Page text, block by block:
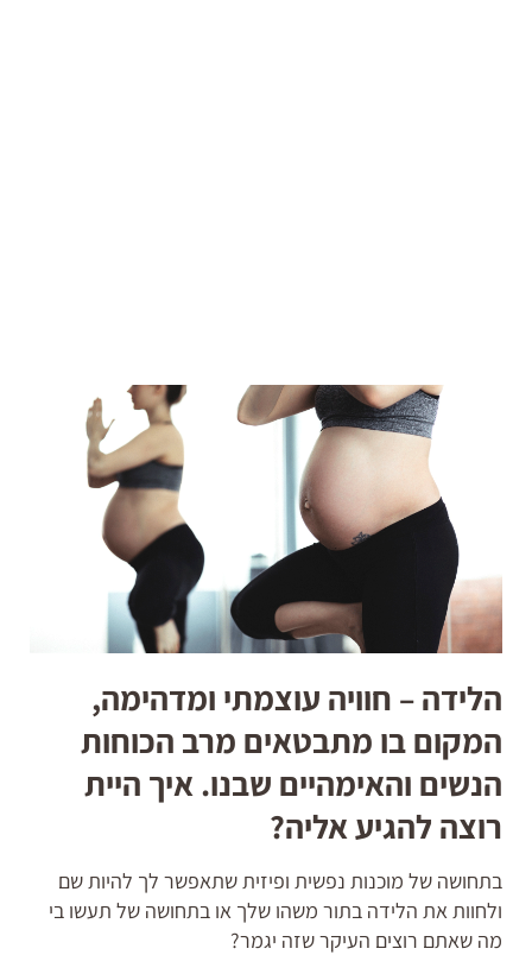
הלידה – חוויה עוצמתי ומדהימה,
המקום בו מתבטאים מרב הכוחות
הנשים והאימהיים שבנו. איך היית
רוצה להגיע אליה?
בתחושה של מוכנות נפשית ופיזית שתאפשר לך להיות שם
ולחוות את הלידה בתור משהו שלך או בתחושה של תעשו בי
מה שאתם רוצים העיקר שזה יגמר?